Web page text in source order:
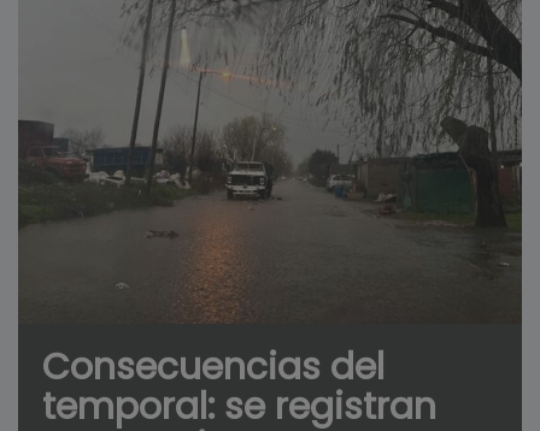
Consecuencias del
temporal: se registran